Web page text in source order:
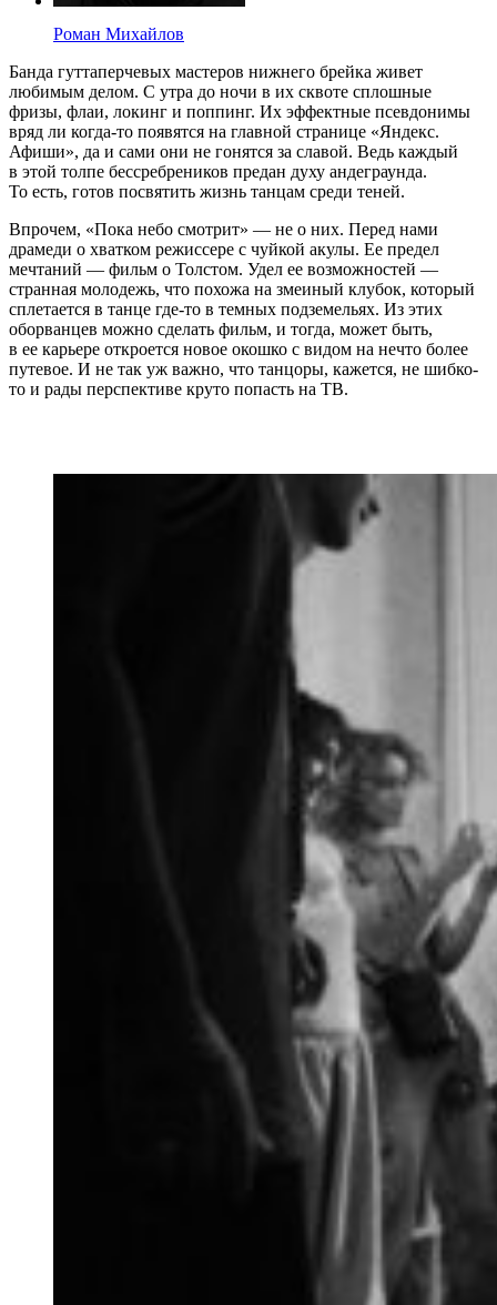
Роман Михайлов
Банда гуттаперчевых мастеров нижнего брейка живет
любимым делом. С утра до ночи в их сквоте сплошные
фризы, флаи, локинг и поппинг. Их эффектные псевдонимы
вряд ли когда-то появятся на главной странице «Яндекс.
Афиши», да и сами они не гонятся за славой. Ведь каждый
в этой толпе бессребреников предан духу андеграунда.
То есть, готов посвятить жизнь танцам среди теней.
Впрочем, «Пока небо смотрит» — не о них. Перед нами
драмеди о хватком режиссере с чуйкой акулы. Ее предел
мечтаний — фильм о Толстом. Удел ее возможностей —
странная молодежь, что похожа на змеиный клубок, который
сплетается в танце где-то в темных подземельях. Из этих
оборванцев можно сделать фильм, и тогда, может быть,
в ее карьере откроется новое окошко с видом на нечто более
путевое. И не так уж важно, что танцоры, кажется, не шибко-
то и рады перспективе круто попасть на ТВ.